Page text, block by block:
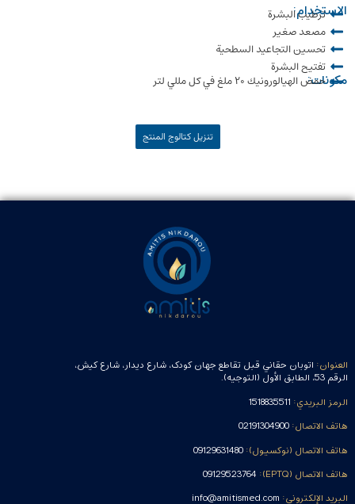
الاستخدام:
ترطيب البشرة
مصعد صغير
تحسين التجاعيد السطحية
تفتيح البشرة
مكونات:حمض الهيالورونيك ۲۰ ملغ في كل مللي لتر
تنزيل كتالوج المنتج
العنوان: اتوبان حقاني قبل تقاطع جهان کودک، شارع دیدار، شارع كيش،
الرقم 53، الطابق الأول (التوجيه).
الرمز البريدي: 1518835511
هاتف الاتصال: 02191304900
هاتف الاتصال (نوکسيول): 09129631480
هاتف الاتصال (EPTQ):
09129523764
البريد الإلكتروني: info@amitismed.com